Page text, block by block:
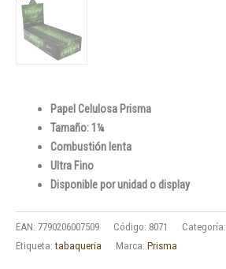
Papel Celulosa Prisma
Tamaño: 1¼
Combustión lenta
Ultra Fino
Disponible por unidad o display
EAN: 7790206007509 Código: 8071 Categoría:
Etiqueta: tabaqueria Marca: Prisma